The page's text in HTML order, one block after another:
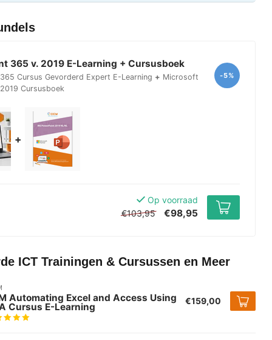
365 v. 2019 E-Learning + Cursusboek
Cursus Gevorderd Expert E-Learning + Microsoft
Cursusboek
-5%
+
Op voorraad
€103,95
€98,95
ICT Trainingen & Cursussen en Meer
Automating Excel and Access Using
Cursus E-Learning €159,00